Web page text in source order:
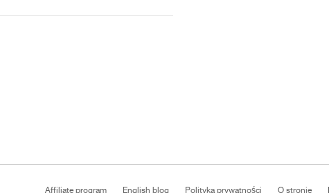
Affiliate program English blog Polityka prywatności O stronie